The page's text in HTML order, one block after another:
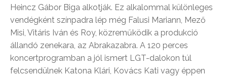
Heincz Gábor Biga alkotják. Ez alkalommal különleges
vendégként színpadra lép még Falusi Mariann, Mező
Misi, Vitáris Iván és Roy, közreműködik a produkció
állandó zenekara, az Abrakazabra. A 120 perces
koncertprogramban a jól ismert LGT-dalokon túl
felcsendülnek Katona Klári, Kovács Kati vagy éppen